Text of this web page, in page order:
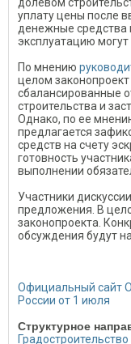
уплату цены после
денежные средства
эксплуатацию
По мнению
целом
сбалансированные
строительства и
Однако, по ее
предлагается
средств на счету
готовность
выполнении
Участники
предложения. В
законопроекта.
обсуждения будут
Официальный сайт
России от 1 июля
Структурное